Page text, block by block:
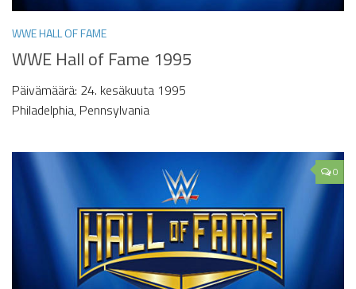
WWE HALL OF FAME
WWE Hall of Fame 1995
Päivämäärä: 24. kesäkuuta 1995
Philadelphia, Pennsylvania
0